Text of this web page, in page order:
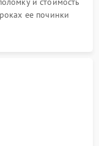
ее починки